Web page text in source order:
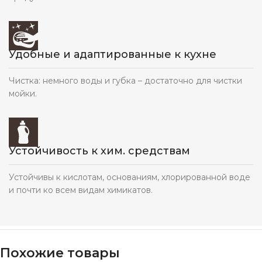
Удобные и адаптированные к кухне
Чистка: немного воды и губка – достаточно для чистки
мойки.
Устойчивость к хим. средствам
Устойчивы к кислотам, основаниям, хлорированной воде
и почти ко всем видам химикатов.
Похожие товары